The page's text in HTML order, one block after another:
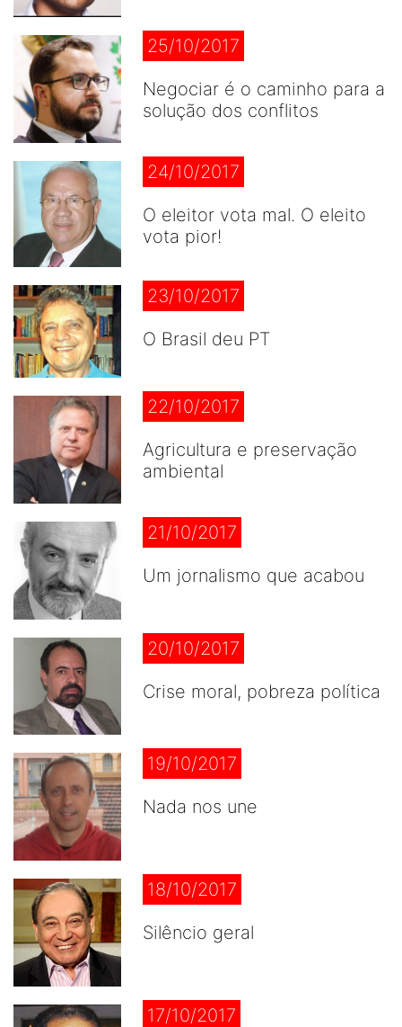
25/10/2017
Negociar é o caminho para a
solução dos conflitos
24/10/2017
O eleitor vota mal. O eleito
vota pior!
23/10/2017
O Brasil deu PT
22/10/2017
Agricultura e preservação
ambiental
21/10/2017
Um jornalismo que acabou
20/10/2017
Crise moral, pobreza política
19/10/2017
Nada nos une
18/10/2017
Silêncio geral
17/10/2017